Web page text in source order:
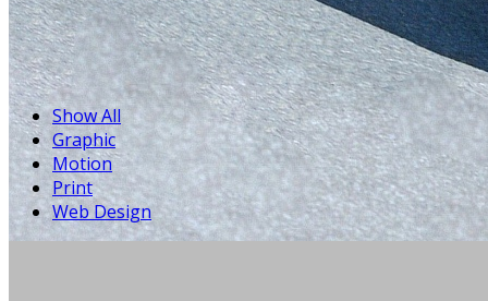
Show All
Graphic
Motion
Print
Web Design